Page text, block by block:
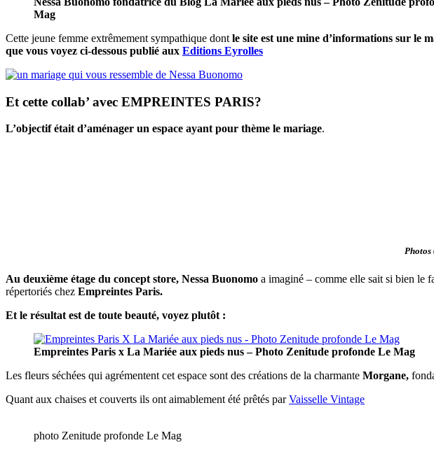
Mag
Cette jeune femme extrêmement sympathique dont le site est une mine d’informations sur le
que vous voyez ci-dessous publié aux Editions Eyrolles
Et cette collab’ avec EMPREINTES PARIS?
L’objectif était d’aménager un espace ayant pour thème le mariage.
Photos
Au deuxième étage du concept store, Nessa Buonomo a imaginé – comme elle sait si bien le
répertoriés chez Empreintes Paris.
Et le résultat est de toute beauté, voyez plutôt :
Empreintes Paris x La Mariée aux pieds nus – Photo Zenitude profonde Le Mag
Les fleurs séchées qui agrémentent cet espace sont des créations de la charmante Morgane,
Quant aux chaises et couverts ils ont aimablement été prêtés parVaisselle Vintage
photo Zenitude profonde Le Mag